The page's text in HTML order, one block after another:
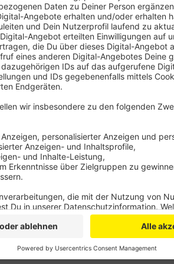
Anzeige
Die Apotheken müssen sich selbst um
kümmern. Und das neben dem regulären
die Apotheken, sagt der Sprecher der
Mechernich. Weil zur Abholung der
„nachvollziehbare Eigenauskunft“ über
befürchtet Kinkhammer, dass sich
abholen werden. Das sei nicht zu
Apothekerverbände rechnet mit
Warteschlangen.
Anzeige